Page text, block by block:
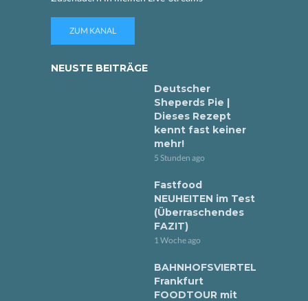
ZUM KANAL
NEUSTE BEITRÄGE
Deutscher
Sheperds Pie |
Dieses Rezept
kennt fast keiner
mehr!
5 Stunden ago
Fastfood
NEUHEITEN im Test
(Überraschendes
FAZIT)
1 Woche ago
BAHNHOFSVIERTEL
Frankfurt
FOODTOUR mit